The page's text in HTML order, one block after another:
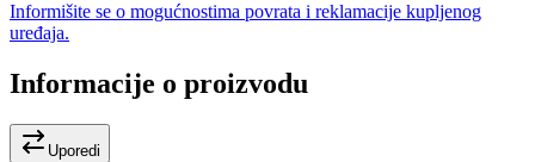
Informišite se o mogućnostima povrata i reklamacije kupljenog
uređaja.
Informacije o proizvodu
Uporedi